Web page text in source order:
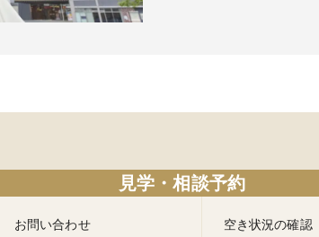
見学・相談予約
お問い合わせ 空き状況の確認